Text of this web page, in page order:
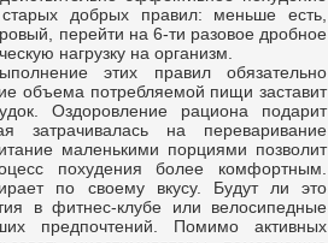
добрых правил: меньше есть,
перейти на 6-ти разовое дробное
нагрузку на организм.
этих правил обязательно
объема потребляемой пищи заставит
Оздоровление рациона подарит
затрачивалась на переваривание
маленькими порциями позволит
похудения более комфортным.
по своему вкусу. Будут ли это
в фитнес-клубе или велосипедные
предпочтений. Помимо активных